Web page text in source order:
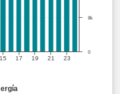
15 17 19 21 23
0
8k